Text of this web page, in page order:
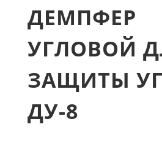
ДЕМПФЕР
УГЛОВОЙ
ЗАЩИТЫ
ДУ-8